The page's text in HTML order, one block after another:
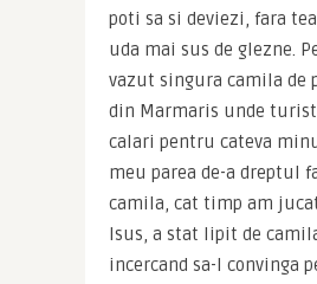
poti sa si deviezi, fara
uda mai sus de glezne.
vazut singura camila de
din Marmaris unde
calari pentru cateva
meu parea de-a dreptul
camila, cat timp am
Isus, a stat lipit de
incercand sa-l convinga